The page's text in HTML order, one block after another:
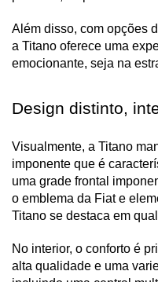
Além disso, com opções
a Titano oferece uma
emocionante, seja na
Design distinto,
Visualmente, a Titano
imponente que é
uma grade frontal
o emblema da Fiat e
Titano se destaca em
No interior, o conforto é
alta qualidade e uma